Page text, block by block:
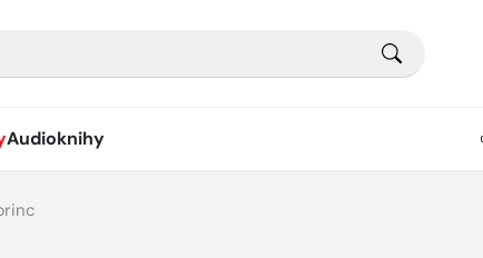
Audioknihy